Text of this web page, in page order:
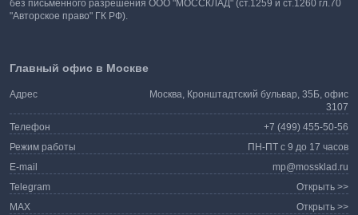
без письменного разрешения ООО "МОССКЛАД" (ст.1259 и ст.1260 гл.70
"Авторское право" ГК РФ).
Главный офис в Москве
Адрес
Москва, Кронштадтский бульвар, 35Б, офис
3107
Телефон
+7 (499) 455-50-56
Режим работы
ПН-ПТ с 9 до 17 часов
E-mail
mp@mossklad.ru
Telegram
Открыть >>
MAX
Открыть >>